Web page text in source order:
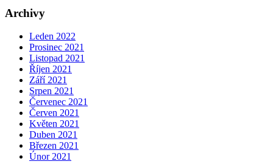
Archivy
Leden 2022
Prosinec 2021
Listopad 2021
Říjen 2021
Září 2021
Srpen 2021
Červenec 2021
Červen 2021
Květen 2021
Duben 2021
Březen 2021
Únor 2021